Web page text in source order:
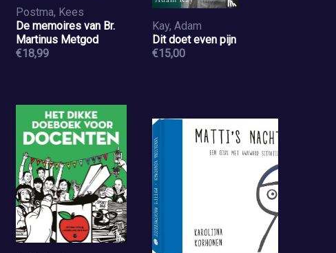
Postma, Kees
De memoires van Br.
Martinus Metgod
€18,99
Kay, Adam
Dit doet even pijn
€15,00